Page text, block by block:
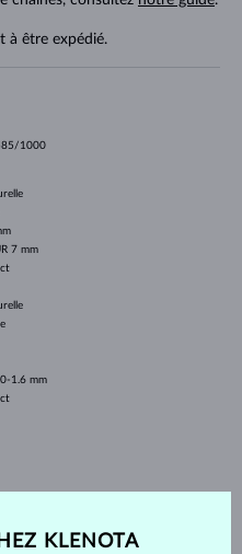
à être expédié.
1000
7 mm
1.6 mm
KLENOTA